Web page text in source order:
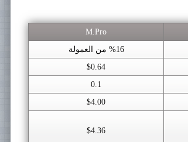
M.Pro
%16 من العمولة
$0.64
0.1
$4.00
$4.36